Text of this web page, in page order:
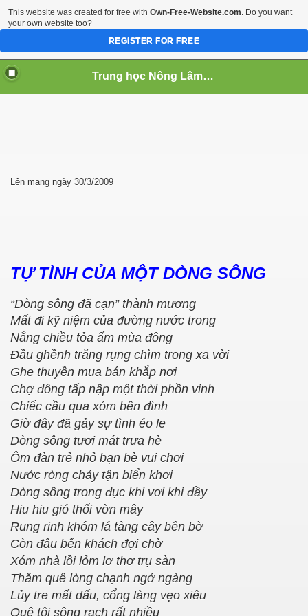
Trung học Nông Lâm Súc Cần Thơ
Lên mạng ngày 30/3/2009
TỰ TÌNH CỦA MỘT DÒNG SÔNG
“Dòng sông đã cạn” thành mương
Mất đi kỹ niệm của đường nước trong
Nắng chiều tỏa ấm mùa đông
Đầu ghềnh trăng rụng chìm trong xa vời
Ghe thuyền mua bán khắp nơi
Chợ đông tấp nập một thời phồn vinh
Chiếc cầu qua xóm bên đình
Giờ đây đã gảy sự tình éo le
Dòng sông tươi mát trưa hè
Ôm đàn trẻ nhỏ bạn bè vui chơi
Nước ròng chảy tận biển khơi
Dòng sông trong đục khi vơi khi đầy
Hiu hiu gió thổi vờn mây
Rung rinh khóm lá tàng cây bên bờ
Còn đâu bến khách đợi chờ
Xóm nhà lồi lỏm lơ thơ trụ sàn
Thăm quê lòng chạnh ngở ngàng
Lủy tre mất dấu, cổng làng vẹo xiêu
Quê tôi sông rạch rất nhiều
This website was created for free with Own-Free-Website.com. Do you want
your own website too?
REGISTER FOR FREE